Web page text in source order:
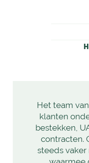
Het team
klanten
bestekken,
contracten.
steeds vaker